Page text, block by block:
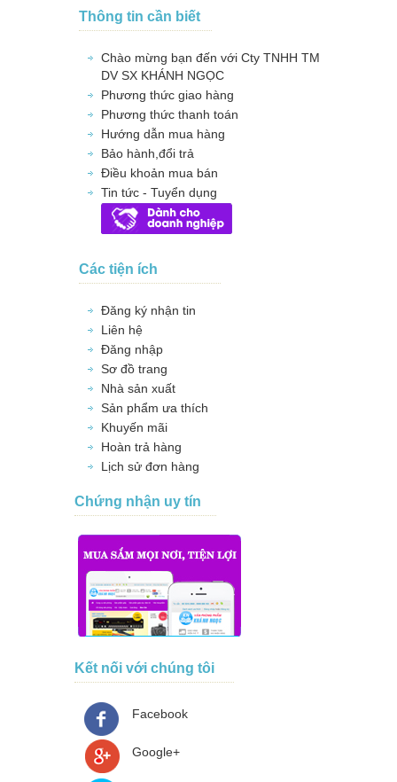
Thông tin cần biết
Chào mừng bạn đến với Cty TNHH TM
DV SX KHÁNH NGỌC
Phương thức giao hàng
Phương thức thanh toán
Hướng dẫn mua hàng
Bảo hành,đổi trả
Điều khoản mua bán
Tin tức - Tuyển dụng
Các tiện ích
Đăng ký nhận tin
Liên hệ
Đăng nhập
Sơ đồ trang
Nhà sản xuất
Sản phẩm ưa thích
Khuyến mãi
Hoàn trả hàng
Lịch sử đơn hàng
Chứng nhận uy tín
Kết nối với chúng tôi
Facebook
Google+